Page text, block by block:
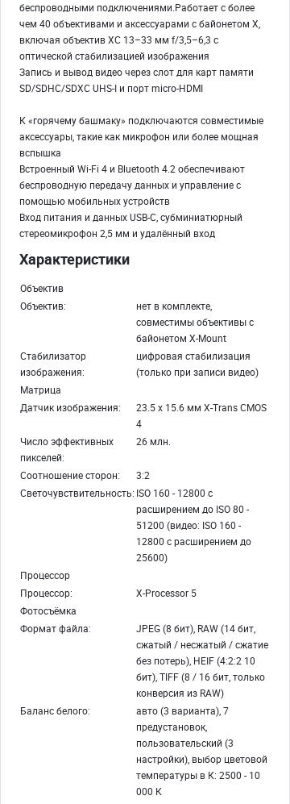
беспроводными подключениями.Работает с более
чем 40 объективами и аксессуарами с байонетом X,
включая объектив XC 13–33 мм f/3,5–6,3 с
оптической стабилизацией изображения
Запись и вывод видео через слот для карт памяти
SD/SDHC/SDXC UHS-I и порт micro-HDMI
К «горячему башмаку» подключаются совместимые
аксессуары, такие как микрофон или более мощная
вспышка
Встроенный Wi-Fi 4 и Bluetooth 4.2 обеспечивают
беспроводную передачу данных и управление с
помощью мобильных устройств
Вход питания и данных USB-C, субминиатюрный
стереомикрофон 2,5 мм и удалённый вход
Характеристики
Объектив
Объектив:
нет в комплекте,
совместимы объективы с
байонетом X-Mount
Стабилизатор
изображения:
цифровая стабилизация
(только при записи видео)
Матрица
Датчик изображения:
23.5 х 15.6 мм X-Trans CMOS
4
Число эффективных
пикселей:
26 млн.
Соотношение сторон:
3:2
Светочувствительность: ISO 160 - 12800 c
расширением до ISO 80 -
51200 (видео: ISO 160 -
12800 с расширением до
25600)
Процессор
Процессор:
X-Processor 5
Фотосъёмка
Формат файла:
JPEG (8 бит), RAW (14 бит,
сжатый / несжатый / сжатие
без потерь), HEIF (4:2:2 10
бит), TIFF (8 / 16 бит, только
конверсия из RAW)
Баланс белого:
авто (3 варианта), 7
предустановок,
пользовательский (3
настройки), выбор цветовой
температуры в К: 2500 - 10
000 К